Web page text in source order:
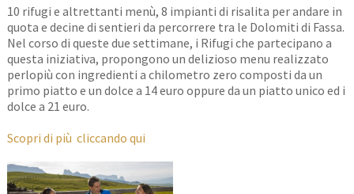
10 rifugi e altrettanti menù, 8 impianti di risalita per andare in
quota e decine di sentieri da percorrere tra le Dolomiti di Fassa.
Nel corso di queste due settimane, i Rifugi che partecipano a
questa iniziativa, propongono un delizioso menu realizzato
perlopiù con ingredienti a chilometro zero composti da un
primo piatto e un dolce a 14 euro oppure da un piatto unico ed i
dolce a 21 euro.
Scopri di più cliccando qui